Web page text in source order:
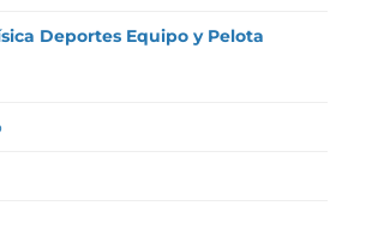
Deportes Equipo y Pelota